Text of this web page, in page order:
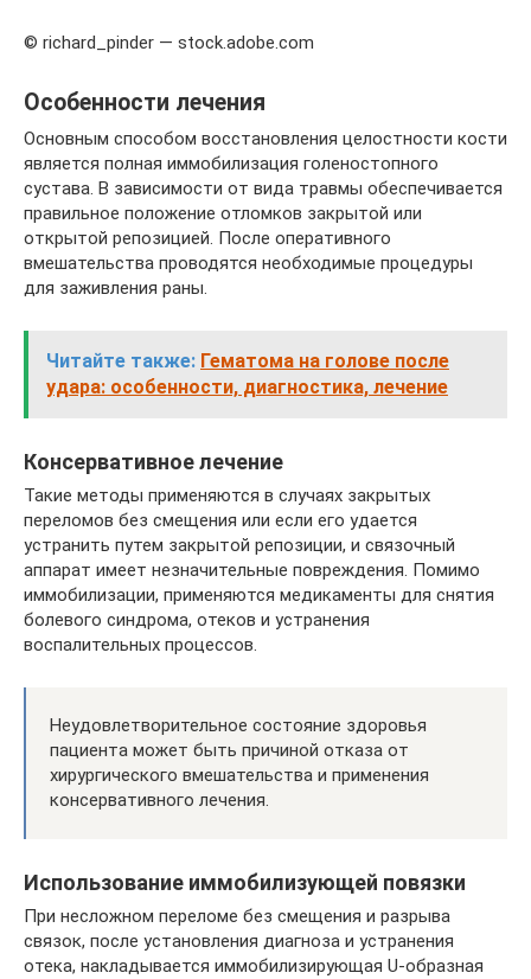
© richard_pinder — stock.adobe.com
Особенности лечения
Основным способом восстановления целостности кости
является полная иммобилизация голеностопного
сустава. В зависимости от вида травмы обеспечивается
правильное положение отломков закрытой или
открытой репозицией. После оперативного
вмешательства проводятся необходимые процедуры
для заживления раны.
Читайте также: Гематома на голове после
удара: особенности, диагностика, лечение
Консервативное лечение
Такие методы применяются в случаях закрытых
переломов без смещения или если его удается
устранить путем закрытой репозиции, и связочный
аппарат имеет незначительные повреждения. Помимо
иммобилизации, применяются медикаменты для снятия
болевого синдрома, отеков и устранения
воспалительных процессов.
Неудовлетворительное состояние здоровья
пациента может быть причиной отказа от
хирургического вмешательства и применения
консервативного лечения.
Использование иммобилизующей повязки
При несложном переломе без смещения и разрыва
связок, после установления диагноза и устранения
отека, накладывается иммобилизирующая U-образная